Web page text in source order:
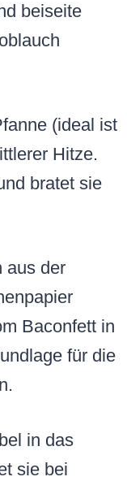
beiseite
(ideal ist
Hitze.
bratet sie
aus der
Baconfett in
für die
in das
sie bei